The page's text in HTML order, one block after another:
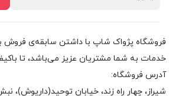
خدمات به شما مشتریان عزیز می‌باشد، تا
آدرس فروشگاه:
شیراز، چهار راه زند، خیابان